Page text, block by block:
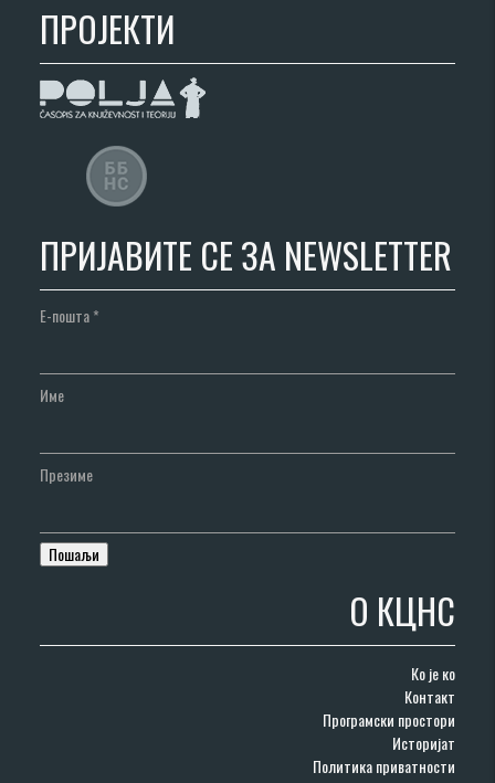
ПРОЈЕКТИ
ПРИЈАВИТЕ СЕ ЗА NEWSLETTER
Е-пошта*
Име
Презиме
О КЦНС
Ко је ко
Контакт
Програмски простори
Историјат
Политика приватности